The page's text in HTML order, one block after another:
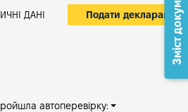
ДАНІ Подати декларацію
автоперевірку:
Зміст документа